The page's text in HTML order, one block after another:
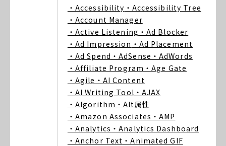
・Accessibility ・Accessibility Tree
・Account Manager
・Active Listening ・Ad Blocker
・Ad Impression ・Ad Placement
・Ad Spend ・AdSense ・AdWords
・Affiliate Program ・Age Gate
・Agile ・AI Content
・AI Writing Tool ・AJAX
・Algorithm ・Alt属性
・Amazon Associates ・AMP
・Analytics ・Analytics Dashboard
・Anchor Text ・Animated GIF